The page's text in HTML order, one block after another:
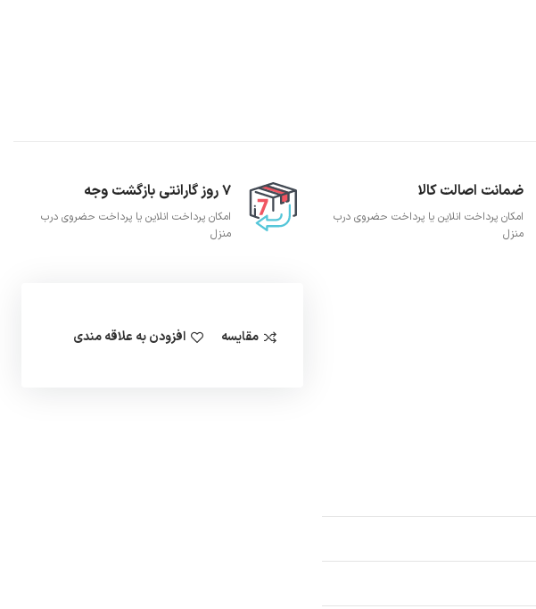
ضمانت اصالت کالا
امکان پرداخت انلاین یا پرداخت حضروی درب
منزل
7 روز گارانتی بازگشت وجه
امکان پرداخت انلاین یا پرداخت حضروی درب
منزل
مقایسه افزودن به علاقه مندی